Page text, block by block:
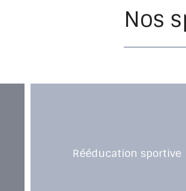
Nos
Rééducation sportive